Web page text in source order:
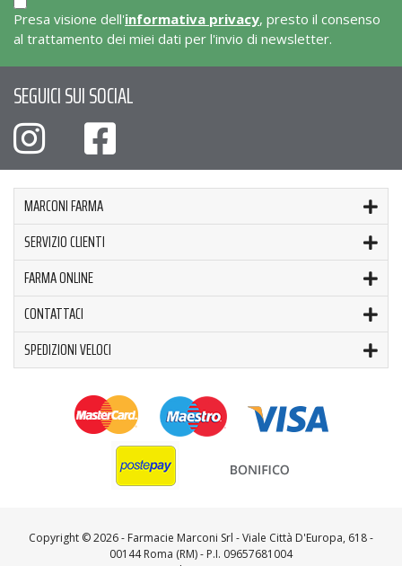
Presa visione dell'informativa privacy, presto il consenso
al trattamento dei miei dati per l'invio di newsletter.
SEGUICI SUI SOCIAL
MARCONI FARMA
SERVIZIO CLIENTI
FARMA ONLINE
CONTATTACI
SPEDIZIONI VELOCI
Copyright ©2026 - Farmacie Marconi Srl - Viale Città D'Europa, 618 -
00144 Roma (RM) - P.I. 09657681004